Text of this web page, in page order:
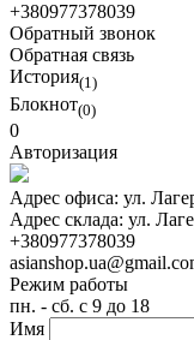
+380977378039
Обратный звонок
Обратная связь
История(1)
Блокнот(0)
0
Авторизация
Адрес офиса: ул.
Адрес склада: ул.
+380977378039
Режим работы
пн. - сб. с 9 до 18
Имя